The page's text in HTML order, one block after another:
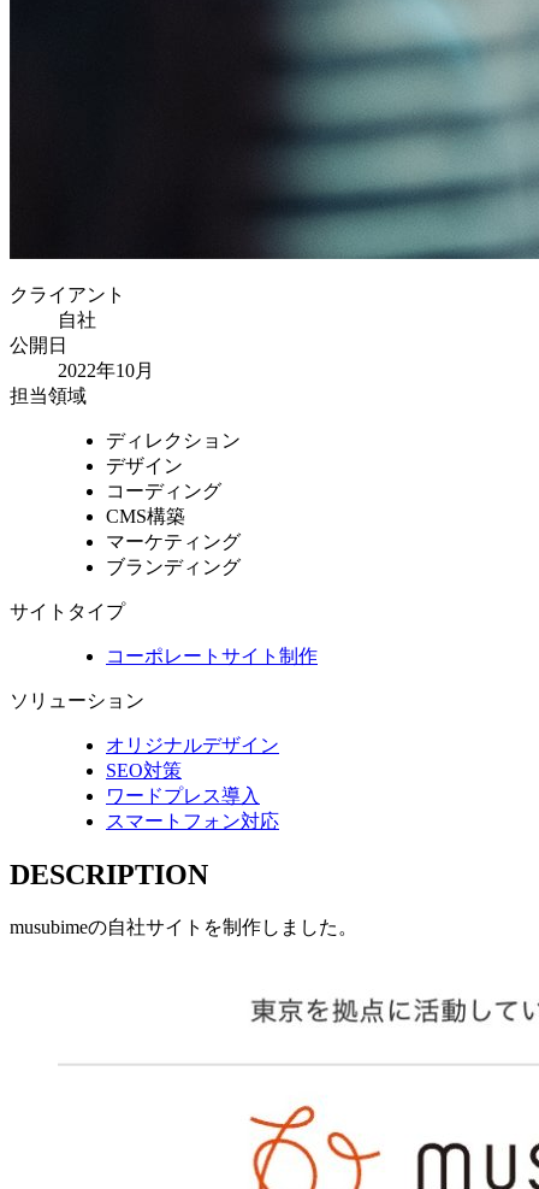
クライアント
自社
公開日
2022年10月
担当領域
ディレクション
デザイン
コーディング
CMS構築
マーケティング
ブランディング
サイトタイプ
コーポレートサイト制作
ソリューション
オリジナルデザイン
SEO対策
ワードプレス導入
スマートフォン対応
DESCRIPTION
musubimeの自社サイトを制作しました。